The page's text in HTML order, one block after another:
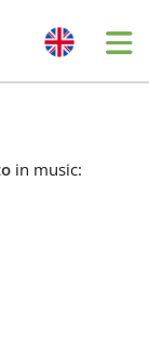
in music: